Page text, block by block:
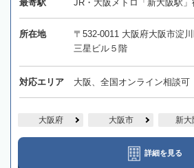
最寄駅 JR・大阪メトロ「新大阪駅」
所在地
〒532-0011 大阪府大阪市淀
三星ビル５階
対応エリア 大阪、全国オンライン相談可
大阪府 大阪市 新大
詳細を見る